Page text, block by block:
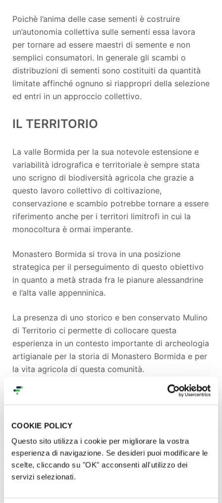
COOKIE POLICY
Questo sito utilizza i cookie per migliorare la vostra
esperienza di navigazione. Se desideri puoi modificare le
scelte, cliccando su "OK" acconsenti all'utilizzo dei
servizi selezionati.
Poichè l’anima delle case sementi è costruire
un’autonomia collettiva sulle sementi essa lavora
per tornare ad essere maestri di semente e non
semplici consumatori. In generale gli scambi o
distribuzioni di sementi sono costituiti da quantità
limitate affinché ognuno si riappropri della selezione
ed entri in un approccio collettivo.
IL TERRITORIO
La valle Bormida per la sua notevole estensione e
variabilità idrografica e territoriale è sempre stata
uno scrigno di biodiversità agricola che grazie a
questo lavoro collettivo di coltivazione,
conservazione e scambio potrebbe tornare a essere
riferimento anche per i territori limitrofi in cui la
monocoltura è ormai imperante.
Monastero Bormida si trova in una posizione
strategica per il perseguimento di questo obiettivo
in quanto a metà strada fra le pianure alessandrine
e l’alta valle appenninica.
La presenza di uno storico e ben conservato Mulino
di Territorio ci permette di collocare questa
esperienza in un contesto importante di archeologia
artigianale per la storia di Monastero Bormida e per
la vita agricola di questa comunità.
IL MULINO
Il mulino esisteva già sicuramente nel
lo si può individuare nel primo catasto della
comunità di Monastero, redatto in quell’anno. Le sue
forme erano diverse da oggi: corrispondeva grosso
modo ai primi due piani dell’edificio odierno,